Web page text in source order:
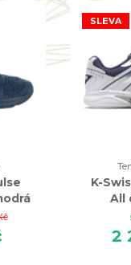
SLEVA
K-
All
2